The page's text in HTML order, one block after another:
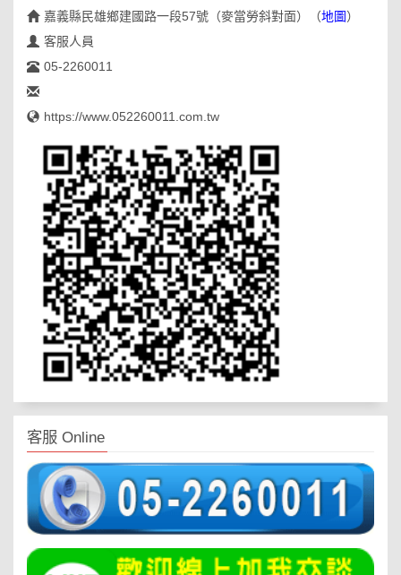
嘉義縣民雄鄉建國路一段57號（麥當勞斜對面）
（地圖）
客服人員
05-2260011
https://www.052260011.com.tw
客服 Online